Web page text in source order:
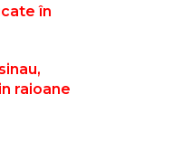
în
raioane